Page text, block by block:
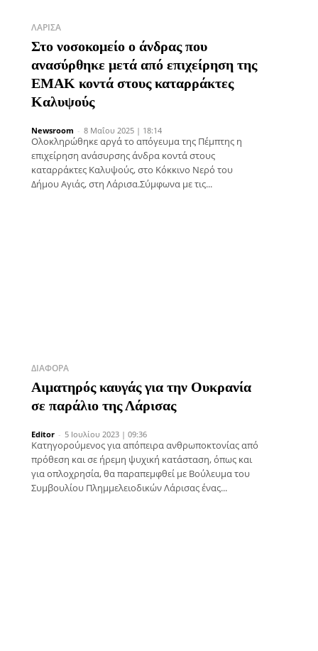
ΛΆΡΙΣΑ
Στο νοσοκομείο ο άνδρας που
ανασύρθηκε μετά από επιχείρηση της
ΕΜΑΚ κοντά στους καταρράκτες
Καλυψούς
Newsroom - 8 Μαΐου 2025 | 18:14
Ολοκληρώθηκε αργά το απόγευμα της Πέμπτης η
επιχείρηση ανάσυρσης άνδρα κοντά στους
καταρράκτες Καλυψούς, στο Κόκκινο Νερό του
Δήμου Αγιάς, στη Λάρισα.Σύμφωνα με τις...
ΔΙΆΦΟΡΑ
Αιματηρός καυγάς για την Ουκρανία
σε παράλιο της Λάρισας
Editor - 5 Ιουλίου 2023 | 09:36
Κατηγορούμενος για απόπειρα ανθρωποκτονίας από
πρόθεση και σε ήρεμη ψυχική κατάσταση, όπως και
για οπλοχρησία, θα παραπεμφθεί με Βούλευμα του
Συμβουλίου Πλημμελειοδικών Λάρισας ένας...